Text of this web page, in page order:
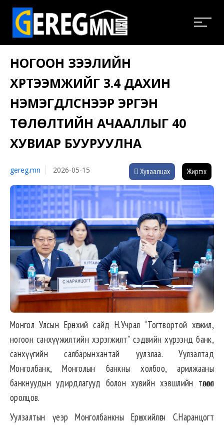
НОГООН ЗЭЭЛИЙН
ХҮРТЭЭМЖИЙГ 3.4 ДАХИН
НЭМЭГДҮҮЛСНЭЭР ЭРГЭН
ТӨЛӨЛТИЙН АЧААЛЛЫГ 40
ХУВИАР БУУРУУЛНА
gereg.mn 2026-05-15 Хуваалцах Жиргэх
Монгол Улсын Ерөнхий сайд Н.Учрал “Тогтвортой хөгжил,
ногоон санхүүжилтийн хэрэгжилт” сэдвийн хүрээнд банк,
санхүүгийн салбарынхантай уулзлаа. Уулзалтад
Монголбанк, Монголын банкны холбоо, арилжааны
банкнуудын удирдлагууд болон хувийн хэвшлийн төлөөлөл
оролцов.
Уулзалтын үеэр Монголбанкны Ерөнхийлөгч С.Наранцогт